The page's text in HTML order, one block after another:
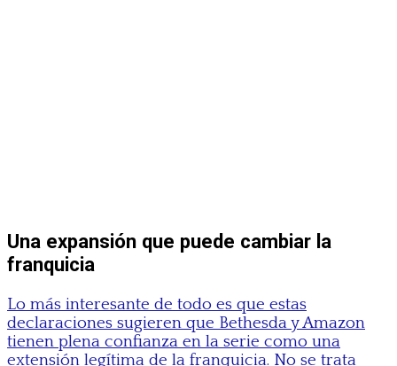
Una expansión que puede cambiar la
franquicia
Lo más interesante de todo es que estas
declaraciones sugieren que Bethesda y Amazon
tienen plena confianza en la serie como una
extensión legítima de la franquicia. No se trata